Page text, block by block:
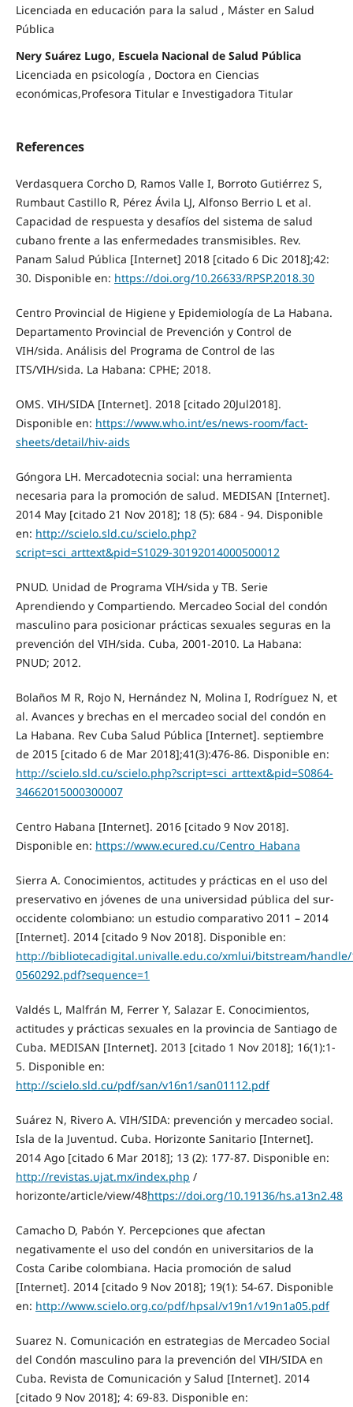
Licenciada en educación para la salud , Máster en Salud
Pública
Nery Suárez Lugo, Escuela Nacional de Salud Pública
Licenciada en psicología , Doctora en Ciencias
económicas,Profesora Titular e Investigadora Titular
References
Verdasquera Corcho D, Ramos Valle I, Borroto Gutiérrez S,
Rumbaut Castillo R, Pérez Ávila LJ, Alfonso Berrio L et al.
Capacidad de respuesta y desafíos del sistema de salud
cubano frente a las enfermedades transmisibles. Rev.
Panam Salud Pública [Internet] 2018 [citado 6 Dic 2018];42:
30. Disponible en: https://doi.org/10.26633/RPSP.2018.30
Centro Provincial de Higiene y Epidemiología de La Habana.
Departamento Provincial de Prevención y Control de
VIH/sida. Análisis del Programa de Control de las
ITS/VIH/sida. La Habana: CPHE; 2018.
OMS. VIH/SIDA [Internet]. 2018 [citado 20Jul2018].
Disponible en: https://www.who.int/es/news-room/fact-
sheets/detail/hiv-aids
Góngora LH. Mercadotecnia social: una herramienta
necesaria para la promoción de salud. MEDISAN [Internet].
2014 May [citado 21 Nov 2018]; 18 (5): 684 - 94. Disponible
en: http://scielo.sld.cu/scielo.php?
script=sci_arttext&pid=S1029-30192014000500012
PNUD. Unidad de Programa VIH/sida y TB. Serie
Aprendiendo y Compartiendo. Mercadeo Social del condón
masculino para posicionar prácticas sexuales seguras en la
prevención del VIH/sida. Cuba, 2001-2010. La Habana:
PNUD; 2012.
Bolaños M R, Rojo N, Hernández N, Molina I, Rodríguez N, et
al. Avances y brechas en el mercadeo social del condón en
La Habana. Rev Cuba Salud Pública [Internet]. septiembre
de 2015 [citado 6 de Mar 2018];41(3):476-86. Disponible en:
http://scielo.sld.cu/scielo.php?script=sci_arttext&pid=S0864-
34662015000300007
Centro Habana [Internet]. 2016 [citado 9 Nov 2018].
Disponible en: https://www.ecured.cu/Centro_Habana
Sierra A. Conocimientos, actitudes y prácticas en el uso del
preservativo en jóvenes de una universidad pública del sur-
occidente colombiano: un estudio comparativo 2011 – 2014
[Internet]. 2014 [citado 9 Nov 2018]. Disponible en:
http://bibliotecadigital.univalle.edu.co/xmlui/bitstream/handle/
0560292.pdf?sequence=1
Valdés L, Malfrán M, Ferrer Y, Salazar E. Conocimientos,
actitudes y prácticas sexuales en la provincia de Santiago de
Cuba. MEDISAN [Internet]. 2013 [citado 1 Nov 2018]; 16(1):1-
5. Disponible en:
http://scielo.sld.cu/pdf/san/v16n1/san01112.pdf
Suárez N, Rivero A. VIH/SIDA: prevención y mercadeo social.
Isla de la Juventud. Cuba. Horizonte Sanitario [Internet].
2014 Ago [citado 6 Mar 2018]; 13 (2): 177-87. Disponible en:
http://revistas.ujat.mx/index.php /
horizonte/article/view/48https://doi.org/10.19136/hs.a13n2.48
Camacho D, Pabón Y. Percepciones que afectan
negativamente el uso del condón en universitarios de la
Costa Caribe colombiana. Hacia promoción de salud
[Internet]. 2014 [citado 9 Nov 2018]; 19(1): 54-67. Disponible
en: http://www.scielo.org.co/pdf/hpsal/v19n1/v19n1a05.pdf
Suarez N. Comunicación en estrategias de Mercadeo Social
del Condón masculino para la prevención del VIH/SIDA en
Cuba. Revista de Comunicación y Salud [Internet]. 2014
[citado 9 Nov 2018]; 4: 69-83. Disponible en: